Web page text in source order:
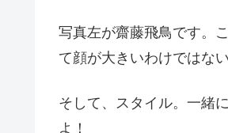
写真左が齋藤飛鳥です。
て顔が大きいわけではな
そして、スタイル。一緒
よ！